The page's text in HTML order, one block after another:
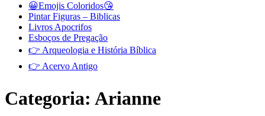
😀Emojis Coloridos😘
Pintar Figuras – Biblicas
Livros Apocrifos
Esboços de Pregação
👉 Arqueologia e História Bíblica
👉 Acervo Antigo
Categoria: Arianne